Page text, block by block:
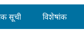
सूची विशेषांक